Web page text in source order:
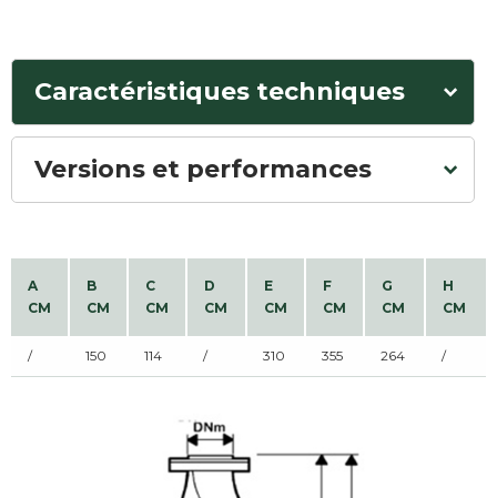
Caractéristiques techniques
Versions et performances
A
CM
B
CM
C
CM
D
CM
E
CM
F
CM
G
CM
H
CM
/ 150 114 / 310 355 264 /